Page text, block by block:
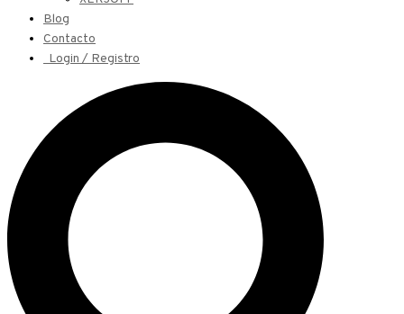
Blog
Contacto
Login / Registro